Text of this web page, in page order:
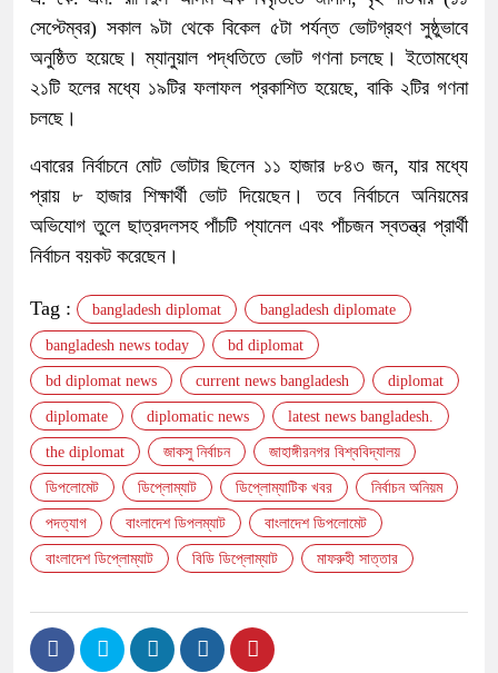
সেপ্টেম্বর) সকাল ৯টা থেকে বিকেল ৫টা পর্যন্ত ভোটগ্রহণ সুষ্ঠুভাবে
অনুষ্ঠিত হয়েছে। ম্যানুয়াল পদ্ধতিতে ভোট গণনা চলছে। ইতোমধ্যে
২১টি হলের মধ্যে ১৯টির ফলাফল প্রকাশিত হয়েছে, বাকি ২টির গণনা
চলছে।
এবারের নির্বাচনে মোট ভোটার ছিলেন ১১ হাজার ৮৪৩ জন, যার মধ্যে
প্রায় ৮ হাজার শিক্ষার্থী ভোট দিয়েছেন। তবে নির্বাচনে অনিয়মের
অভিযোগ তুলে ছাত্রদলসহ পাঁচটি প্যানেল এবং পাঁচজন স্বতন্ত্র প্রার্থী
নির্বাচন বয়কট করেছেন।
Tag : bangladesh diplomat bangladesh diplomate
bangladesh news today bd diplomat
bd diplomat news current news bangladesh diplomat
diplomate diplomatic news latest news bangladesh.
the diplomat জাকসু নির্বাচন জাহাঙ্গীরনগর বিশ্ববিদ্যালয়
ডিপলোমেট ডিপ্লোম্যাট ডিপ্লোম্যাটিক খবর নির্বাচন অনিয়ম
পদত্যাগ বাংলাদেশ ডিপলম্যাট বাংলাদেশ ডিপলোমেট
বাংলাদেশ ডিপ্লোম্যাট বিডি ডিপ্লোম্যাট মাফরুহী সাত্তার